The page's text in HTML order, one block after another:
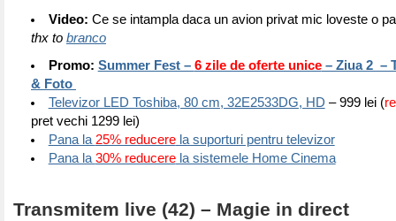
Video: Ce se intampla daca un avion privat mic loveste o
thx to branco
Promo: Summer Fest – 6 zile de oferte unice– Ziua 2 –
& Foto
Televizor LED Toshiba, 80 cm, 32E2533DG, HD – 999 lei (
pret vechi 1299 lei)
Pana la 25% reducerela suporturi pentru televizor
Pana la 30% reducerela sistemele Home Cinema
Transmitem live (42) – Magie in direct